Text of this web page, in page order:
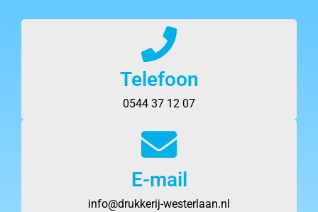
Telefoon
0544 37 12 07
E-mail
info@drukkerij-westerlaan.nl